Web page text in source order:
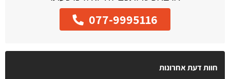
077-9995116
חוות דעת אחרונות